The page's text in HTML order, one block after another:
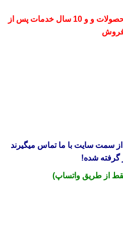
18 ماه گارانتی برای تمامی محصولات و و 10 سال خدمات پس از
سمت سایت با ما تماس میگیرند
گرفته شده!
از طریق واتساپ)